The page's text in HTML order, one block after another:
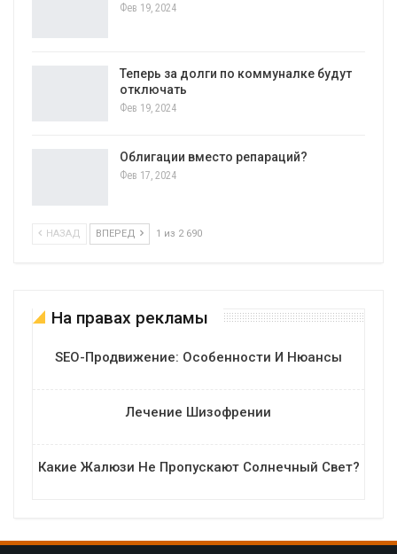
Фев 19, 2024
Теперь за долги по коммуналке будут
отключать
Фев 19, 2024
Облигации вместо репараций?
Фев 17, 2024
НАЗАД ВПЕРЕД 1 из 2 690
На правах рекламы
SEO-Продвижение: Особенности И Нюансы
Лечение Шизофрении
Какие Жалюзи Не Пропускают Солнечный Свет?